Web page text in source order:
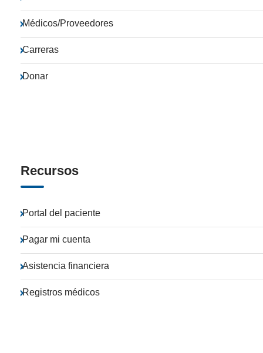
Médicos/Proveedores
Carreras
Donar
Recursos
Portal del paciente
Pagar mi cuenta
Asistencia financiera
Registros médicos